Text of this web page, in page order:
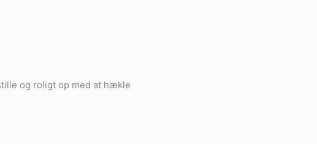
og roligt op med at hækle